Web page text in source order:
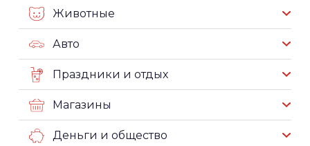
Животные
Авто
Праздники и отдых
Магазины
Деньги и общество